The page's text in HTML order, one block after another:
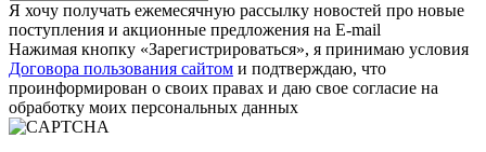
Я хочу получать ежемесячную рассылку новостей про новые
поступления и акционные предложения на E-mail
Нажимая кнопку «Зарегистрироваться», я принимаю условия
Договора пользования сайтом и подтверждаю, что
проинформирован о своих правах и даю свое согласие на
обработку моих персональных данных